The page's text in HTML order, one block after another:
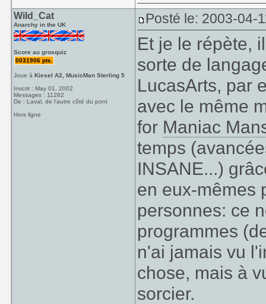
Wild_Cat
Anarchy in the UK
Score au grosquiz
0031906 pts.
Joue àKiesel A2, MusicMan Sterling 5
Inscrit : May 01, 2002
Messages : 11282
De : Laval, de l'autre côté du pont
Hors ligne
Posté le: 2003-04-
Et je le répète,
sorte de
LucasArts, par
avec le même
for Maniac
temps
INSANE...)
en eux-mêmes
personnes: ce
programmes
n'ai jamais vu
chose, mais à
sorcier.